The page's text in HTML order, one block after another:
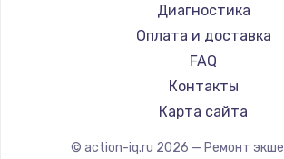
Диагностика
Оплата и доставка
FAQ
Контакты
Карта сайта
© action-iq.ru 2026 — Ремонт